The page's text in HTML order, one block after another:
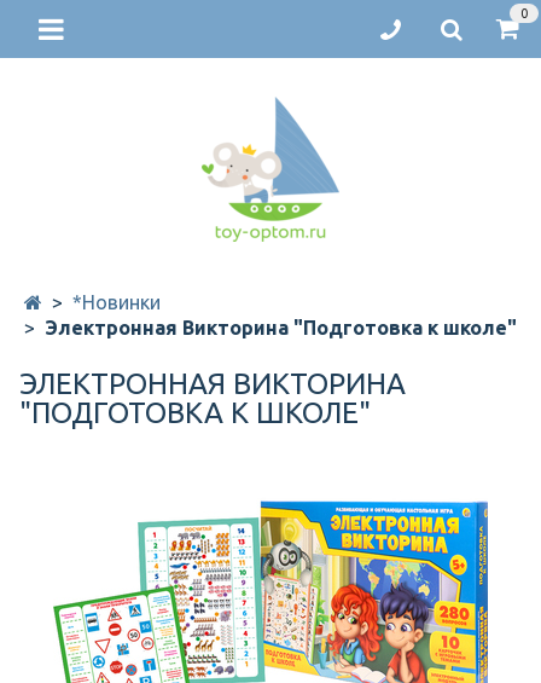
0
*Новинки
Электронная Викторина "Подготовка к школе"
ЭЛЕКТРОННАЯ ВИКТОРИНА
"ПОДГОТОВКА К ШКОЛЕ"